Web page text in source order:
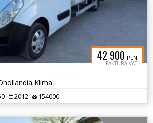
42 900 PLN
FAKTURA VAT
Kontener + Winda Dhollandia Klima Paka 4.10 m
2012 154000